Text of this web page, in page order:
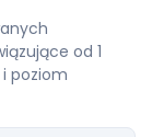
od 1
poziom